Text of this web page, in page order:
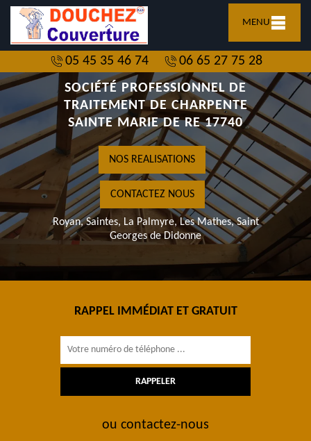
MENU
05 45 35 46 74
06 65 27 75 28
SOCIÉTÉ PROFESSIONNEL DE
TRAITEMENT DE CHARPENTE
SAINTE MARIE DE RE 17740
NOS REALISATIONS
CONTACTEZ NOUS
Royan, Saintes, La Palmyre, Les Mathes, Saint
Georges de Didonne
RAPPEL IMMÉDIAT ET GRATUIT
ou contactez-nous